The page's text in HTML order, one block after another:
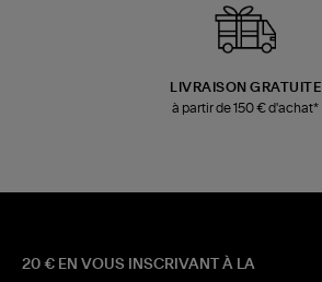
LIVRAISON GRATUITE
à partir de 150 € d'achat*
20 € EN VOUS INSCRIVANT À LA